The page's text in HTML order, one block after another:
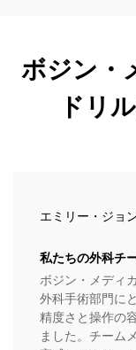
ボジン・
ドリ
エミリー・ジョ
私たちの外科チ
ボジン・メディ
外科手術部門に
精度さと操作の
ました。チーム